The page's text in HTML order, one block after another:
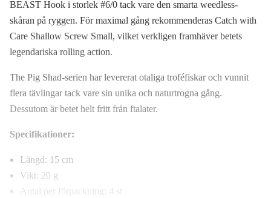
Retriever
119 kr
Sexy Shad
119 kr
Vampire
Zander Queen
BEAST Hook i storlek #6/0 tack vare den smarta weedless-
skåran på ryggen. För maximal gång rekommenderas Catch with
Care Shallow Screw Small, vilket verkligen framhäver betets
legendariska rolling action.
The Pig Shad-serien har levererat otaliga troféfiskar och vunnit
flera tävlingar tack vare sin unika och naturtrogna gång.
Dessutom är betet helt fritt från ftalater.
Specifikationer:
Längd: 15 cm
Vikt: 20 g
Antal per förpackning: 4 st